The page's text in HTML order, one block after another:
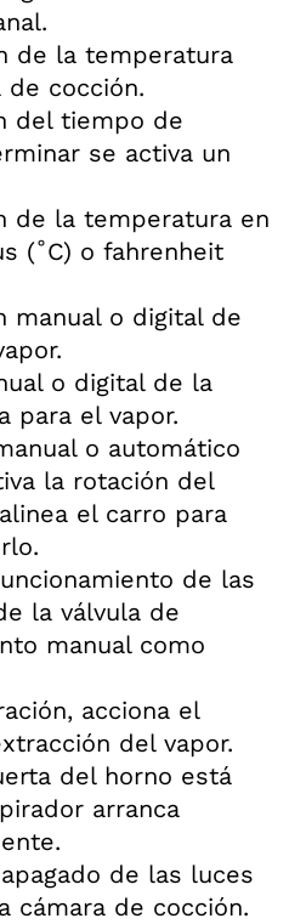
de la temperatura
de cocción.
del tiempo de
se activa un
de la temperatura en
(˚C) o fahrenheit
manual o digital de
o digital de la
para el vapor.
o automático
la rotación del
el carro para
de las
la válvula de
manual como
acciona el
del vapor.
del horno está
arranca
de las luces
cámara de cocción.